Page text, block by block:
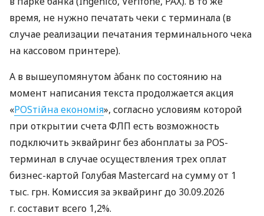
время, не нужно печатать чеки с терминала (в
случае реализации печатания терминального чека
на кассовом принтере).
А в вышеупомянутом àбанк по состоянию на
момент написания текста продолжается акция
«POSтійна економія», согласно условиям которой
при открытии счета ФЛП есть возможность
подключить эквайринг без абонплаты за POS-
терминал в случае осуществления трех оплат
бизнес-картой Голубая Mastercard на сумму от 1
тыс. грн. Комиссия за эквайринг до 30.09.2026
г. составит всего 1,2%.